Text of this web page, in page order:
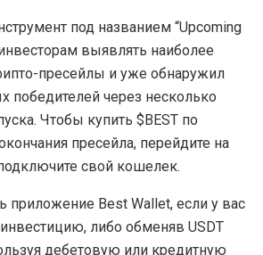
под названием “Upcoming
выявлять наиболее
пресейлы и уже обнаружил
победителей через несколько
Чтобы купить $BEST по
пресейла, перейдите на
свой кошелек.
приложение Best Wallet, если у вас
инвестицию, либо обменяв USDT
дебетовую или кредитную